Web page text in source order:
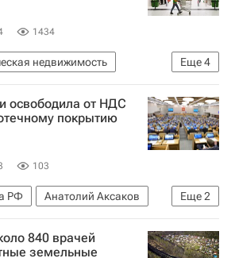
1434
Еще4
недвижимость
недвижимость
Ритейл
освободила от НДС
покрытию
103
Еще2
РФ
Анатолий Аксаков
ВЭБ.РФ (ВЭБ)
840 врачей
земельные